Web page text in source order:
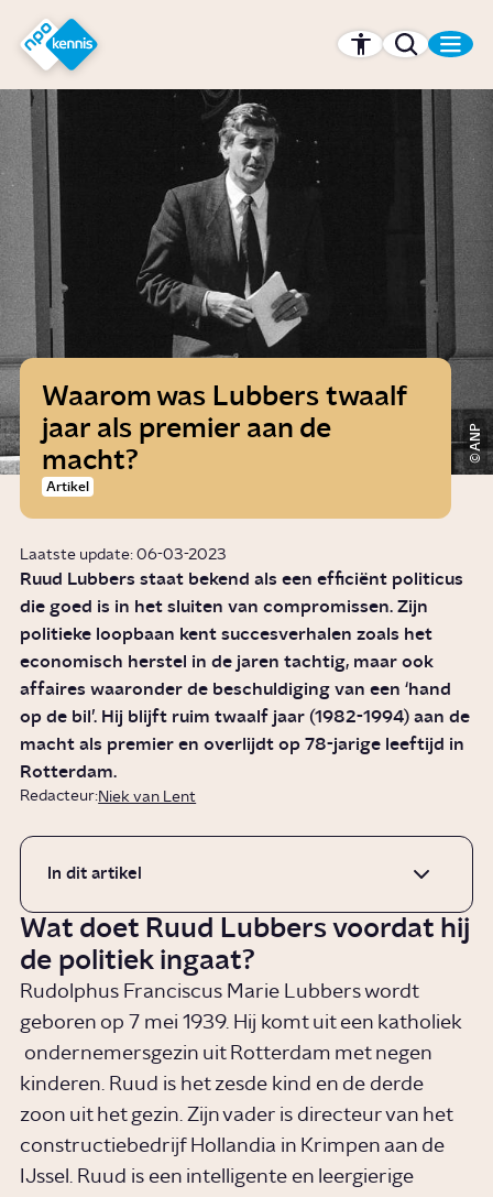
Hét kennisplatform van de NPO
ANP
Waarom was Lubbers twaalf
jaar als premier aan de
macht?
Artikel
Laatste update: 06-03-2023
Ruud Lubbers staat bekend als een efficiënt politicus
die goed is in het sluiten van compromissen. Zijn
politieke loopbaan kent succesverhalen zoals het
economisch herstel in de jaren tachtig, maar ook
affaires waaronder de beschuldiging van een ‘hand
op de bil’. Hij blijft ruim twaalf jaar (1982-1994) aan de
macht als premier en overlijdt op 78-jarige leeftijd in
Rotterdam.
Redacteur:Niek van Lent
In dit artikel
Wat doet Ruud Lubbers voordat hij
de politiek ingaat?
Rudolphus Franciscus Marie Lubbers wordt
geboren op 7 mei 1939. Hij komt uit een katholiek
ondernemersgezin uit Rotterdam met negen
kinderen. Ruud is het zesde kind en de derde
zoon uit het gezin. Zijn vader is directeur van het
constructiebedrijf Hollandia in Krimpen aan de
IJssel. Ruud is een intelligente en leergierige